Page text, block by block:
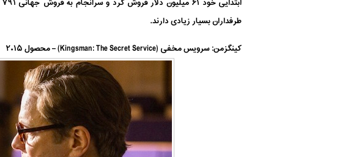
طرفداران بسیار زیادی دارند.
کینگزمن: سرویس مخفی (Kingsman: The Secret Service) – محصول ۲۰۱۵